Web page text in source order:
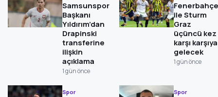
Samsunspor
Başkanı
Yıldırım’dan
Drapinski
transferine
ilişkin
açıklama
1 gün önce
Fenerbahçe
ile Sturm
Graz
üçüncü kez
karşı karşıya
gelecek
1 gün önce
Spor Spor